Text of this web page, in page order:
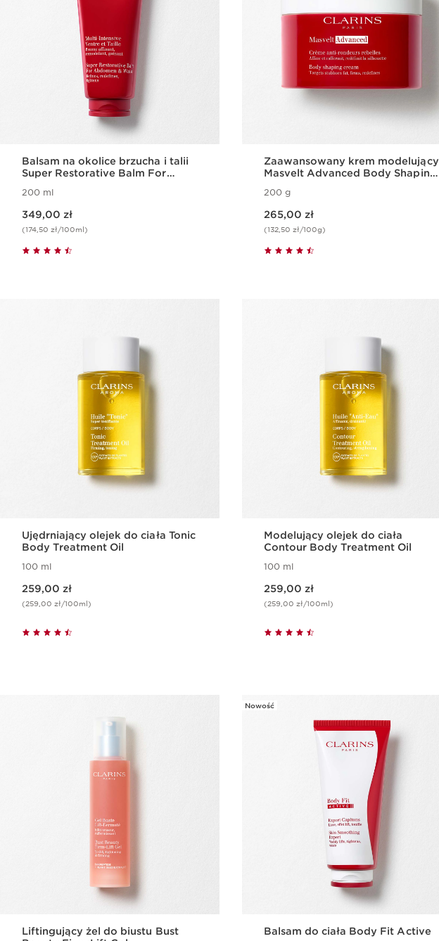
Balsam na okolice brzucha i talii
Super Restorative Balm For
200 ml
349,00 zł
(174,50 zł/100ml)
Zaawansowany krem modelujący
Masvelt Advanced Body Shaping
200 g
265,00 zł
(132,50 zł/100g)
Ujędrniający olejek do ciała Tonic
Body Treatment Oil
100 ml
259,00 zł
(259,00 zł/100ml)
Modelujący olejek do ciała
Contour Body Treatment Oil
100 ml
259,00 zł
(259,00 zł/100ml)
Liftingujący żel do biustu Bust
Nowość
Balsam do ciała Body Fit Active